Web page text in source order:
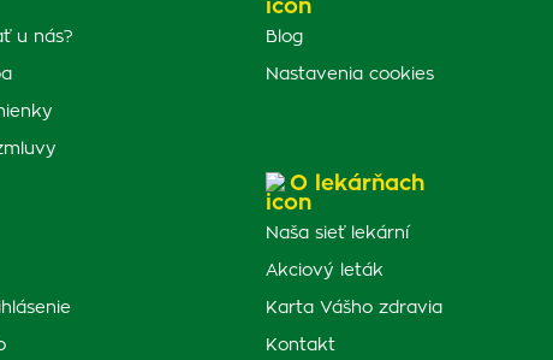
u nás? Blog
Nastavenia cookies
O lekárňach
Naša sieť lekární
Akciový leták
Karta Vášho zdravia
Kontakt